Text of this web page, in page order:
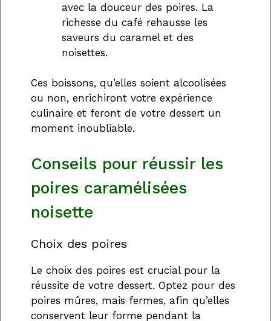
avec la douceur des poires. La
richesse du café rehausse les
saveurs du caramel et des
noisettes.
Ces boissons, qu’elles soient alcoolisées
ou non, enrichiront votre expérience
culinaire et feront de votre dessert un
moment inoubliable.
Conseils pour réussir les
poires caramélisées
noisette
Choix des poires
Le choix des poires est crucial pour la
réussite de votre dessert. Optez pour des
poires mûres, mais fermes, afin qu’elles
conservent leur forme pendant la